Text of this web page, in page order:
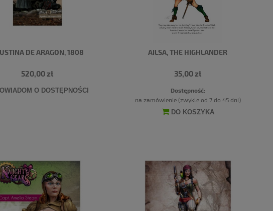
DE ARAGON, 1808
520,00 zł
O DOSTĘPNOŚCI
AILSA, THE HIGHLANDER
35,00 zł
Dostępność:
na zamówienie (zwykle od 7 do 45 dni)
DO KOSZYKA